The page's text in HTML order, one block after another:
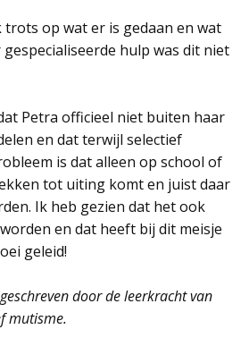
op wat er is gedaan en wat
hulp was dit niet
Petra officieel niet buiten haar
en dat terwijl selectief
is dat alleen op school of
tot uiting komt en juist daar
Ik heb gezien dat het ook
en dat heeft bij dit meisje
geleid!
door de leerkracht van
mutisme.